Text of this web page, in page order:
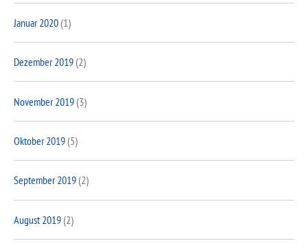
Januar 2020(1)
Dezember 2019(2)
November 2019(3)
Oktober 2019(5)
September 2019(2)
August 2019(2)